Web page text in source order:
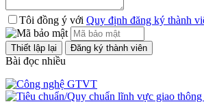
Tôi đồng ý với Quy định đăng ký thành
Bài đọc nhiều